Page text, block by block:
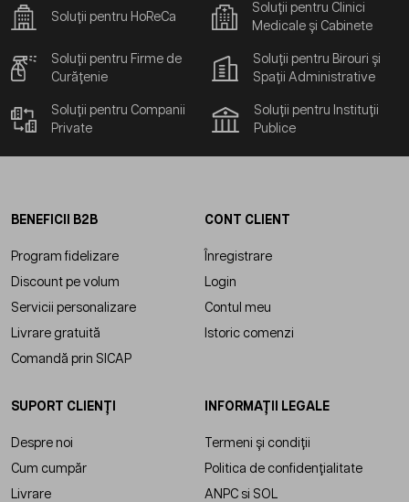
Soluții pentru HoReCa
Soluții pentru Clinici
Medicale și Cabinete
Soluții pentru Firme de
Curățenie
Soluții pentru Birouri și
Spații Administrative
Soluții pentru Companii
Private
Soluții pentru Instituții
Publice
BENEFICII B2B
Program fidelizare
Discount pe volum
Servicii personalizare
Livrare gratuită
Comandă prin SICAP
CONT CLIENT
Înregistrare
Login
Contul meu
Istoric comenzi
SUPORT CLIENȚI
Despre noi
Cum cumpăr
Livrare
INFORMAȚII LEGALE
Termeni și condiții
Politica de confidențialitate
ANPC si SOL